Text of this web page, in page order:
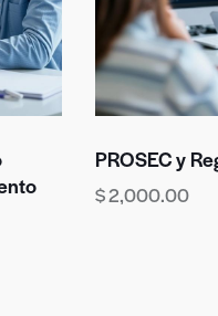
PROSEC y
$2,000.00